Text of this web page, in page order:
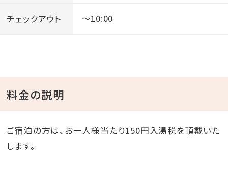
チェックアウト ～10:00
料金の説明
ご宿泊の方は、お一人様当たり150円入湯税を頂戴いた
します。